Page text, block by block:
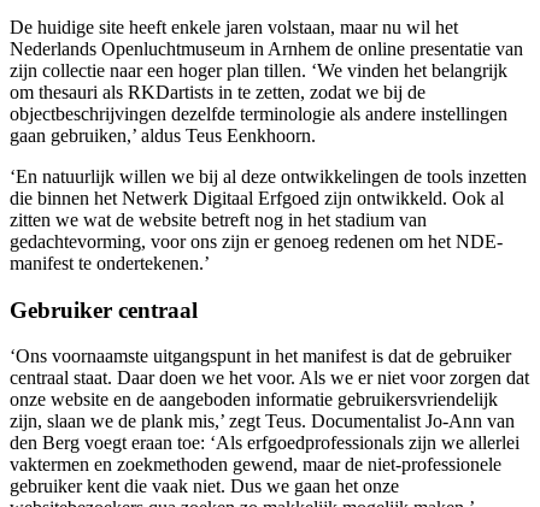
De huidige site heeft enkele jaren volstaan, maar nu wil het
Nederlands Openluchtmuseum in Arnhem de online presentatie van
zijn collectie naar een hoger plan tillen. ‘We vinden het belangrijk
om thesauri als RKDartists in te zetten, zodat we bij de
objectbeschrijvingen dezelfde terminologie als andere instellingen
gaan gebruiken,’ aldus Teus Eenkhoorn.
‘En natuurlijk willen we bij al deze ontwikkelingen de tools inzetten
die binnen het Netwerk Digitaal Erfgoed zijn ontwikkeld. Ook al
zitten we wat de website betreft nog in het stadium van
gedachtevorming, voor ons zijn er genoeg redenen om het NDE-
manifest te ondertekenen.’
Gebruiker centraal
‘Ons voornaamste uitgangspunt in het manifest is dat de gebruiker
centraal staat. Daar doen we het voor. Als we er niet voor zorgen dat
onze website en de aangeboden informatie gebruikersvriendelijk
zijn, slaan we de plank mis,’ zegt Teus. Documentalist Jo-Ann van
den Berg voegt eraan toe: ‘Als erfgoedprofessionals zijn we allerlei
vaktermen en zoekmethoden gewend, maar de niet-professionele
gebruiker kent die vaak niet. Dus we gaan het onze